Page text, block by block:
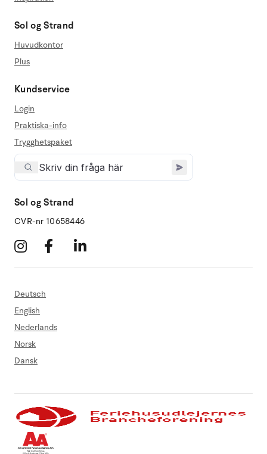
Sol og Strand
Huvudkontor
Plus
Kundservice
Login
Praktiska-info
Trygghetspaket
Sol og Strand
CVR-nr 10658446
Deutsch
English
Nederlands
Norsk
Dansk